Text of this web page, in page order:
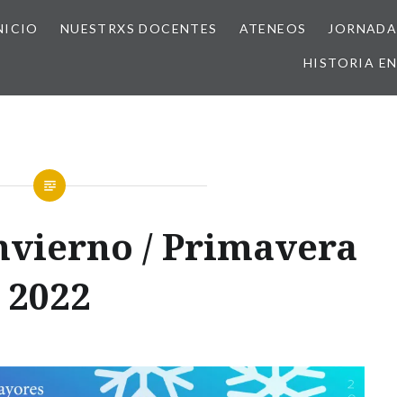
NUESTRXS DOCENTES ATENEOS
HISTORIA
/ Primavera
2022